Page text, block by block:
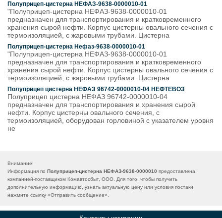
Полуприцеп-цистерна НЕФАЗ-9638-0000010-01
"Полуприцеп-цистерна НЕФАЗ-9638-0000010-01
предназначен для транспортирования и кратковременного
хранения сырой нефти. Корпус цистерны овального сечения с
термоизоляцией, с жаровыми трубами. Цистерна
Полуприцеп-цистерна Нефаз-9638-0000010-01
"Полуприцеп-цистерна НЕФАЗ-9638-0000010-01
предназначен для транспортирования и кратковременного
хранения сырой нефти. Корпус цистерны овального сечения с
термоизоляцией, с жаровыми трубами. Цистерна
Полуприцеп цистерна НЕФАЗ 96742-0000010-04 НЕФТЕВОЗ
Полуприцеп цистерна НЕФАЗ 96742-0000010-04
предназначен для транспортирования и хранения сырой
нефти. Корпус цистерны овального сечения, с
термоизоляцией, оборудован горловиной с указателем уровня
не
Внимание!
Информация по Полуприцеп-цистерна НЕФАЗ-9638-0000010 предоставлена
компанией-поставщиком Комавтосбыт, ООО. Для того, чтобы получить
дополнительную информацию, узнать актуальную цену или условия постаки,
нажмите ссылку «Отправить сообщение».